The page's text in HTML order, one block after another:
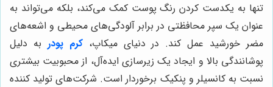
تنها به یکدست کردن رنگ پوست کمک می‌کند، بلکه می‌تواند به
عنوان یک سپر محافظتی در برابر آلودگی‌های محیطی و اشعه‌های
مضر خورشید عمل کند. در دنیای میکاپ،کرم پودر به دلیل
پوشانندگی بالا و ایجاد یک زیرسازی ایده‌آل، از محبوبیت بیشتری
نسبت به کانسیلر و پنکیک برخوردار است. شرکت‌های تولید کننده